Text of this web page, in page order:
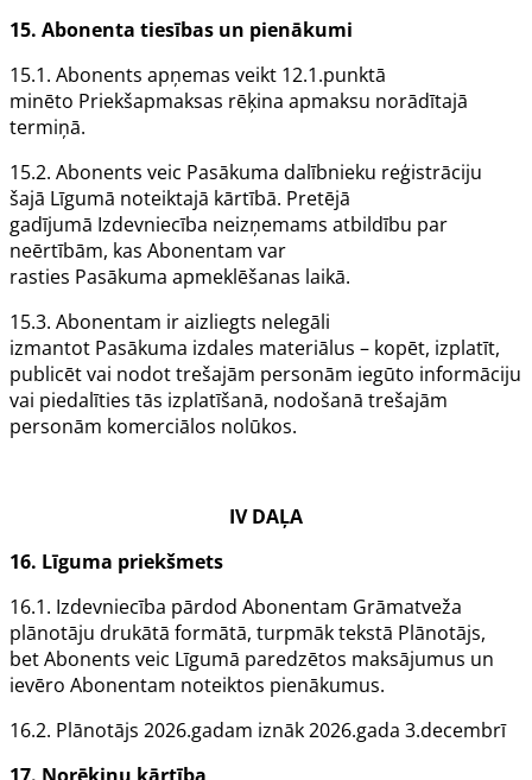
15. Abonenta tiesības un pienākumi
15.1. Abonents apņemas veikt 12.1.punktā
minēto Priekšapmaksas rēķina apmaksu norādītajā
termiņā.
15.2. Abonents veic Pasākuma dalībnieku reģistrāciju
šajā Līgumā noteiktajā kārtībā. Pretējā
gadījumā Izdevniecība neizņemams atbildību par
neērtībām, kas Abonentam var
rasties Pasākuma apmeklēšanas laikā.
15.3. Abonentam ir aizliegts nelegāli
izmantot Pasākuma izdales materiālus – kopēt, izplatīt,
publicēt vai nodot trešajām personām iegūto informāciju
vai piedalīties tās izplatīšanā, nodošanā trešajām
personām komerciālos nolūkos.
IV DAĻA
16. Līguma priekšmets
16.1. Izdevniecība pārdod Abonentam Grāmatveža
plānotāju drukātā formātā, turpmāk tekstā Plānotājs,
betAbonents veic Līgumā paredzētos maksājumus un
ievēro Abonentam noteiktos pienākumus.
16.2. Plānotājs 2026.gadam iznāk 2026.gada 3.decembrī